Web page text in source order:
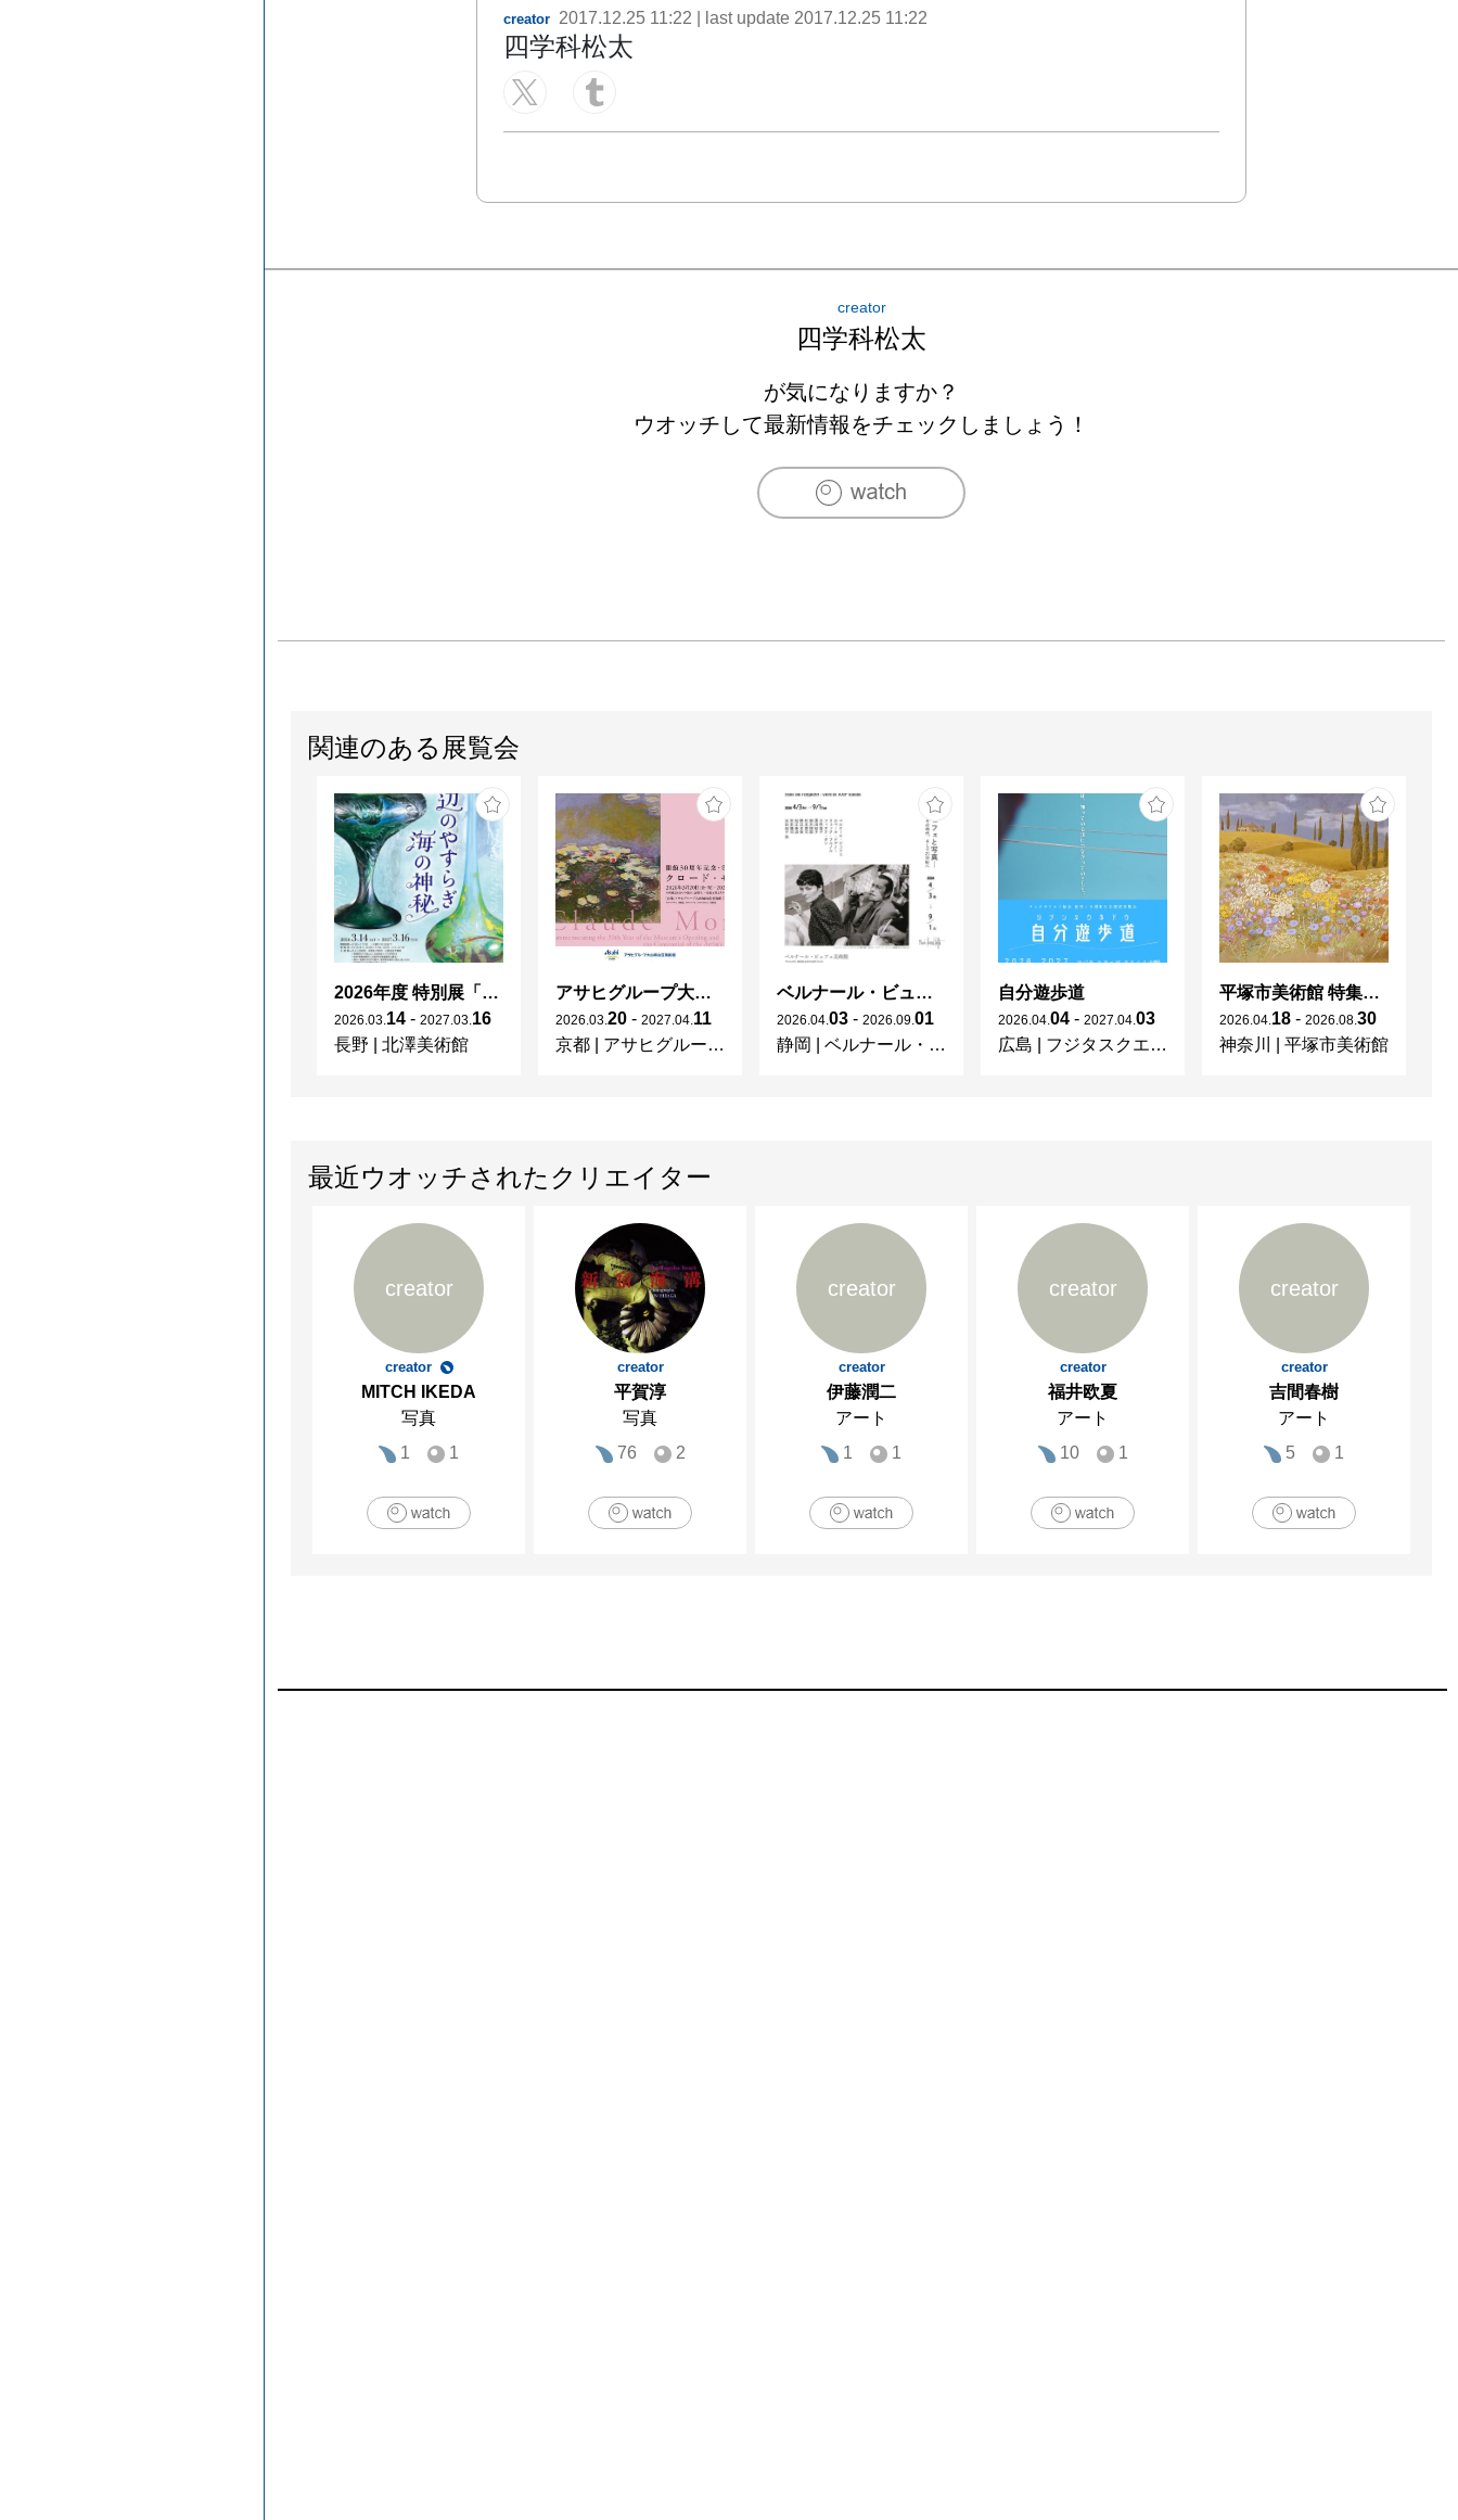
creator 2017.12.25 11:22 | last update 2017.12.25 11:22
四学科松太
creator
四学科松太
が気になりますか？
ウオッチして最新情報をチェックしましょう！
関連のある展覧会
2026年度 特別展「ガレとドーム、アール･ヌーヴォーのガラス 水辺のやすらぎ、海の神秘」
2026 03 14 - 2027 03 16
長野
北澤美術館
アサヒグループ大山崎山荘美術館 開館30周年記念展「没後100年 クロード・モネ」
2026 03 20 - 2027 04 11
京都
アサヒグループ大山崎山荘美術館
ベルナール・ビュフェと写真 ーカメラがとらえたビュフェとその時代、そして21 世紀へ
2026 04 03 - 2026 09 01
静岡
ベルナール・ビュフェ美術館
自分遊歩道
2026 04 04 - 2027 04 03
広島
フジタスクエアまるくる大野
平塚市美術館 特集展 花の表現、その多様性／特別展示 新収蔵品展
2026 04 18 - 2026 08 30
神奈川
平塚市美術館
最近ウオッチされたクリエイター
creator
creator
MITCH IKEDA
写真
1
1
creator
平賀淳
写真
76
2
creator
creator
伊藤潤二
アート
1
1
creator
creator
福井欧夏
アート
10
1
creator
creator
吉間春樹
アート
5
1